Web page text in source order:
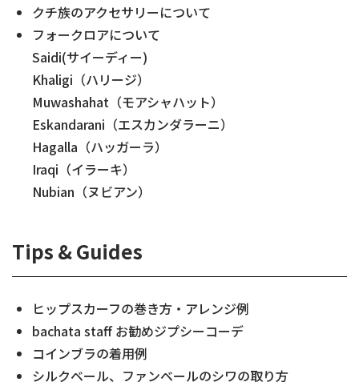
クチ族のアクセサリーについて
フォークロアについて
Saidi(サイーディー)
Khaligi（ハリージ）
Muwashahat（モアシャハット）
Eskandarani（エスカンダラーニ）
Hagalla（ハッガーラ）
Iraqi（イラーキ）
Nubian（ヌビアン）
Tips & Guides
ヒップスカーフの巻き方・アレンジ例
bachata staff お勧めジプシーコーデ
コインブラの着用例
シルクベール、ファンベールのシワの取り方